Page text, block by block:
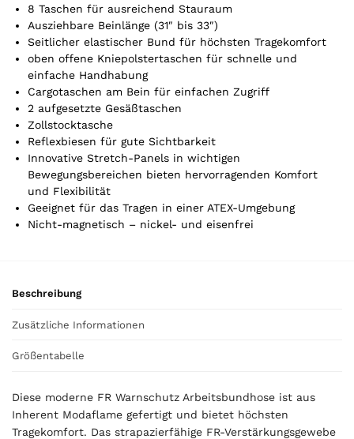
o
u
i
,
0
8 Taschen für ausreichend Stauraum
Ausziehbare Beinlänge (31″ bis 33″)
Seitlicher elastischer Bund für höchsten Tragekomfort
oben offene Kniepolstertaschen für schnelle und
einfache Handhabung
Cargotaschen am Bein für einfachen Zugriff
2 aufgesetzte Gesäßtaschen
Zollstocktasche
Reflexbiesen für gute Sichtbarkeit
Innovative Stretch-Panels in wichtigen
Bewegungsbereichen bieten hervorragenden Komfort
und Flexibilität
Geeignet für das Tragen in einer ATEX-Umgebung
Nicht-magnetisch – nickel- und eisenfrei
Beschreibung
Zusätzliche Informationen
Größentabelle
Diese moderne FR Warnschutz Arbeitsbundhose ist aus
Inherent Modaflame gefertigt und bietet höchsten
Tragekomfort. Das strapazierfähige FR-Verstärkungsgewebe